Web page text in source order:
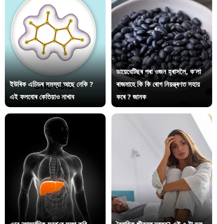
ইউৰিক এচিডৰ সমস্যা আছে নেকি ?
এই ফলবোৰ কেতিয়াও নাখাব
ডায়েবেটিছৰ পৰা ওজন হ্ৰাসলৈ, ক’লা
ৰাজমাহে কি কি ৰোগ নিয়ন্ত্ৰণত সহায়
কৰে ? জানক